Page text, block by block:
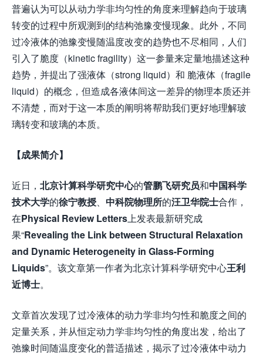
普遍认为可以从动力学非均匀性的角度来理解趋向于玻璃
转变的过程中所观测到的结构弛豫变慢现象。此外，不同
过冷液体的弛豫变慢随温度改变的趋势也不尽相同，人们
引入了脆度（kinetic fragility）这一参量来定量地描述这种
趋势，并提出了强液体（strong liquid）和 脆液体（fragile
liquid）的概念，但造成各液体间这一差异的物理本质还并
不清楚，而对于这一本质的阐明将帮助我们更好地理解玻
璃转变和玻璃的本质。
【成果简介】
近日， 北京计算科学研究中心的管鹏飞研究员和中国科学
技术大学的徐宁教授、 中科院物理所的汪卫华院士合作，
在Physical Review Letters上发表最新研究成
果“Revealing the Link between Structural Relaxation
and Dynamic Heterogeneity in Glass-Forming
Liquids”。该文章第一作者为北京计算科学研究中心王利
近博士。
文章首次发现了过冷液体的动力学非均匀性和脆度之间的
定量关系，并从恒定动力学非均匀性的角度出发，给出了
弛豫时间随温度变化的普适描述，揭示了过冷液体中动力